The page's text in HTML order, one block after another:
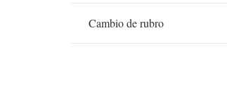
Cambio de rubro